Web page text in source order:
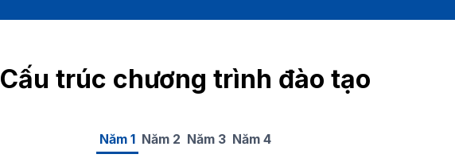
Cấu trúc chương trình đào tạo
Năm 1 Năm 2 Năm 3 Năm 4